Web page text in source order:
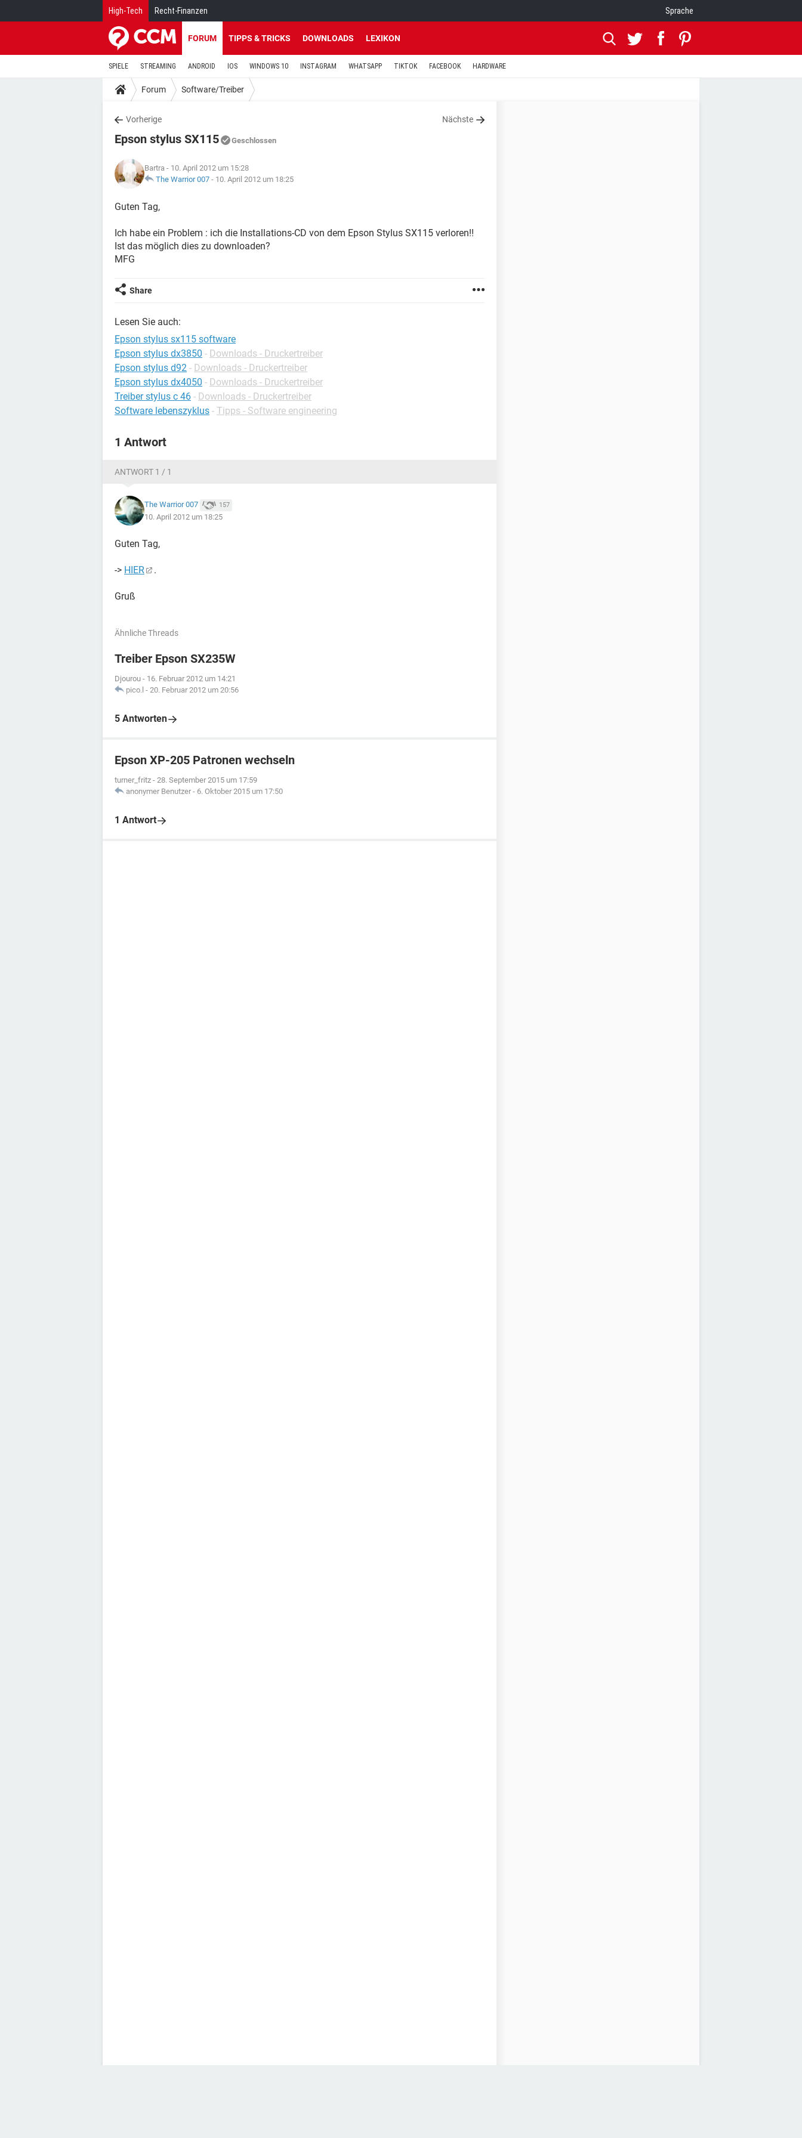
High-Tech Recht-Finanzen Sprache
FORUM TIPPS & TRICKS DOWNLOADS LEXIKON
SPIELE STREAMING ANDROID IOS WINDOWS 10 INSTAGRAM WHATSAPP TIKTOK FACEBOOK HARDWARE
Forum Software/Treiber
Vorherige Nächste
Epson stylus SX115 Geschlossen
Bartra - 10. April 2012 um 15:28
The Warrior 007 - 10. April 2012 um 18:25
Guten Tag,
Ich habe ein Problem : ich die Installations-CD von dem Epson Stylus SX115 verloren!!
Ist das möglich dies zu downloaden?
MFG
Share
Lesen Sie auch:
Epson stylus sx115 software
Epson stylus dx3850 - Downloads - Druckertreiber
Epson stylus d92 - Downloads - Druckertreiber
Epson stylus dx4050 - Downloads - Druckertreiber
Treiber stylus c 46 - Downloads - Druckertreiber
Software lebenszyklus - Tipps - Software engineering
1 Antwort
ANTWORT 1 / 1
The Warrior 007 157
10. April 2012 um 18:25
Guten Tag,
-> HIER .
Gruß
Ähnliche Threads
Treiber Epson SX235W
Djourou - 16. Februar 2012 um 14:21
pico.l - 20. Februar 2012 um 20:56
5 Antworten
Epson XP-205 Patronen wechseln
turner_fritz - 28. September 2015 um 17:59
anonymer Benutzer - 6. Oktober 2015 um 17:50
1 Antwort